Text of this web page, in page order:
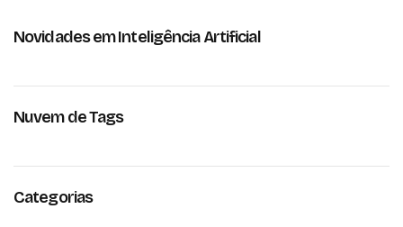
Novidades em Inteligência Artificial
Nuvem de Tags
Categorias